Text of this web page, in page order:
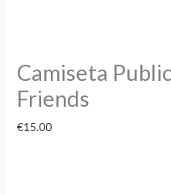
Camiseta
Friends
€15.00